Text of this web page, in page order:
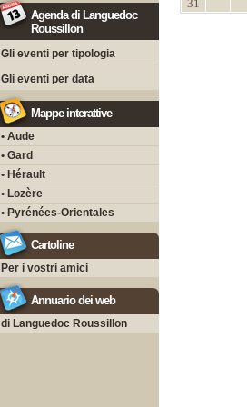
Agenda di Languedoc
Roussillon
Gli eventi per tipologia
Gli eventi per data
Mappe interattive
• Aude
• Gard
• Hérault
• Lozère
• Pyrénées-Orientales
Cartoline
Per i vostri amici
Annuario dei web
di Languedoc Roussillon
31